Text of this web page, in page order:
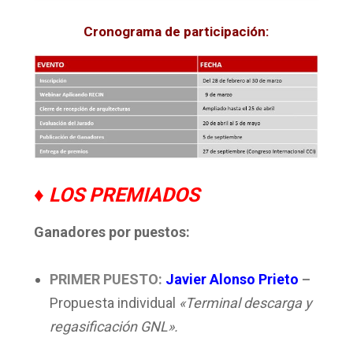
Cronograma de participación:
♦ LOS PREMIADOS
Ganadores por puestos:
PRIMER PUESTO: Javier Alonso Prieto –
Propuesta individual «Terminal descarga y
regasificación GNL».